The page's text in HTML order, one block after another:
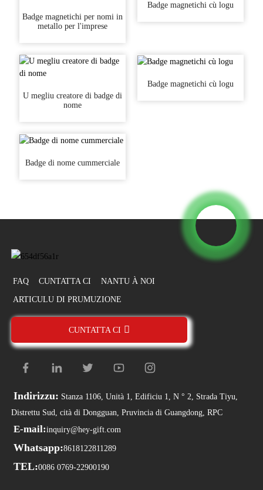
Badge magnetichi per nomi in
metallo per l'imprese
Badge magnetichi cù logu
U megliu creatore di badge di
nome
Badge magnetichi cù logu
Badge di nome cummerciale
FAQ CUNTATTA CI NANTU À NOI
ARTICULU DI PRUMUZIONE
CUNTATTA CI
Indirizzu: Stanza 1106, Unità 1, Edificiu 1, N ° 2, Strada Tiyu,
Distrettu Sud, cità di Dongguan, Pruvincia di Guangdong, RPC
E-mail:inquiry@hey-gift.com
Whatsapp:8618122811289
TEL:0086 0769-22900190